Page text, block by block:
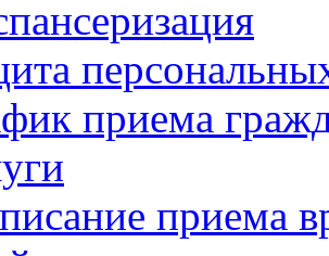
приема
приема